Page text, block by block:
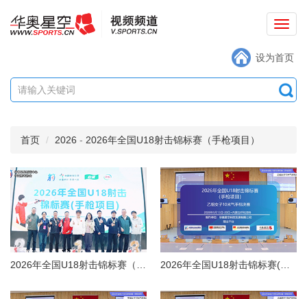
设为首页
切
导
航
首页 2026 - 2026年全国U18射击锦标赛（手枪项目）
2026年全国U18射击锦标赛（手枪项目）精彩回顾 2026年全国U18射击锦标赛(手枪项目)乙组女子10米气手枪决赛